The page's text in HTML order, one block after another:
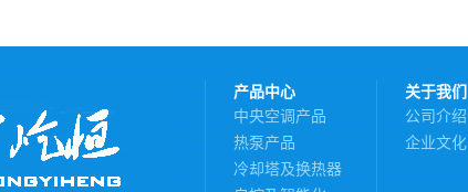
产品中心
中央空调产品
热泵产品
冷却塔及换热器
关于我们
公司介绍
企业文化